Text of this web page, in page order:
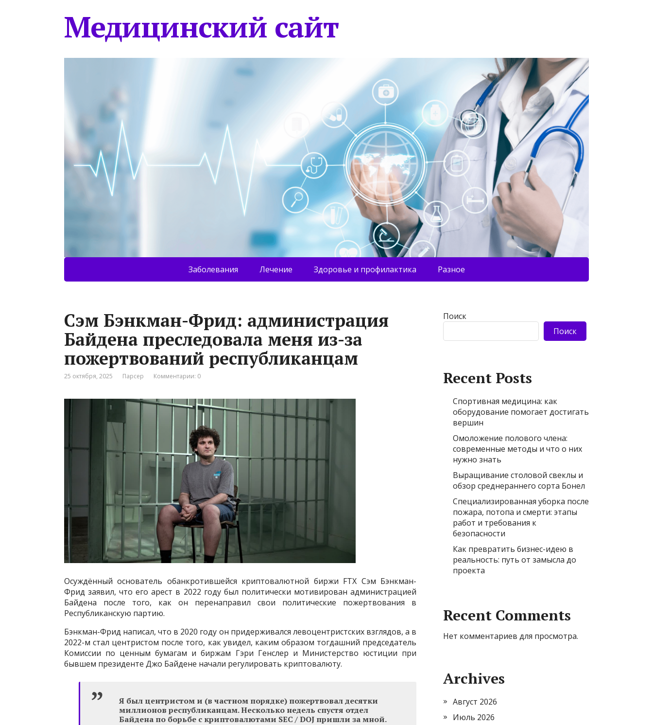
Медицинский сайт
Заболевания Лечение Здоровье и профилактика Разное
Сэм Бэнкман-Фрид: администрация
Байдена преследовала меня из-за
пожертвований республиканцам
25 октября, 2025 Парсер Комментарии: 0
Осуждённый основатель обанкротившейся криптовалютной биржи FTX Сэм Бэнкман-
Фрид заявил, что его арест в 2022 году был политически мотивирован администрацией
Байдена после того, как он перенаправил свои политические пожертвования в
Республиканскую партию.
Бэнкман-Фрид написал, что в 2020 году он придерживался левоцентристских взглядов, а в
2022-м стал центристом после того, как увидел, каким образом тогдашний председатель
Комиссии по ценным бумагам и биржам Гэри Генслер и Министерство юстиции при
бывшем президенте Джо Байдене начали регулировать криптовалюту.
Я был центристом и (в частном порядке) пожертвовал десятки
миллионов республиканцам. Несколько недель спустя отдел
Байдена по борьбе с криптовалютами SEC / DOJ пришли за мной.
Поиск
Поиск
Recent Posts
Спортивная медицина: как
оборудование помогает достигать
вершин
Омоложение полового члена:
современные методы и что о них
нужно знать
Выращивание столовой свеклы и
обзор среднераннего сорта Бонел
Специализированная уборка после
пожара, потопа и смерти: этапы
работ и требования к
безопасности
Как превратить бизнес-идею в
реальность: путь от замысла до
проекта
Recent Comments
Нет комментариев для просмотра.
Archives
Август 2026
Июль 2026